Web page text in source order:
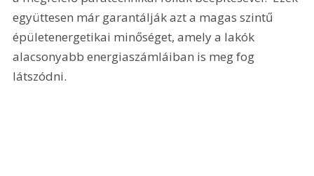
együttesen már garantálják azt a magas szintű
épületenergetikai minőséget, amely a lakók
alacsonyabb energiaszámláiban is meg fog
látszódni.